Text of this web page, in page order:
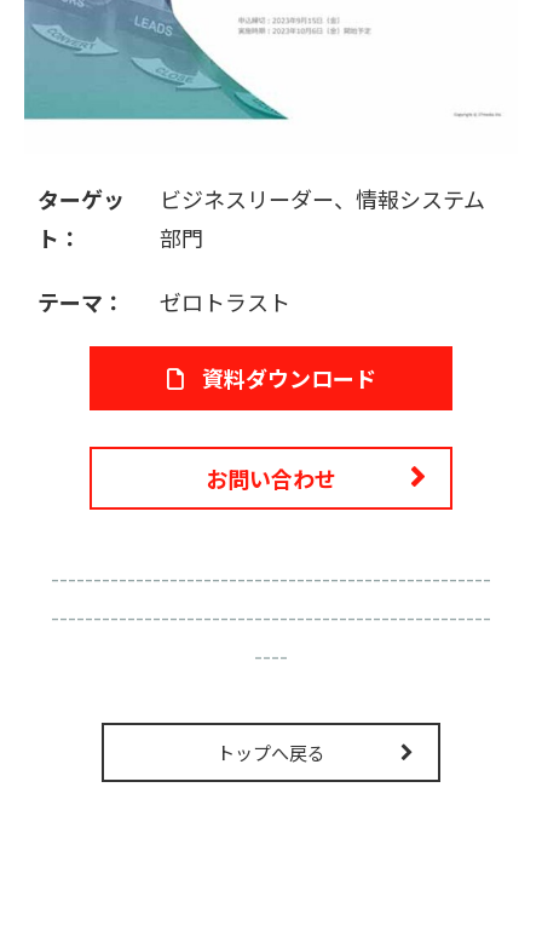
ターゲッ
ト：
ビジネスリーダー、情報システム
部門
テーマ： ゼロトラスト
資料ダウンロード
お問い合わせ
----------------------------------------------------
----------------------------------------------------
----
トップへ戻る